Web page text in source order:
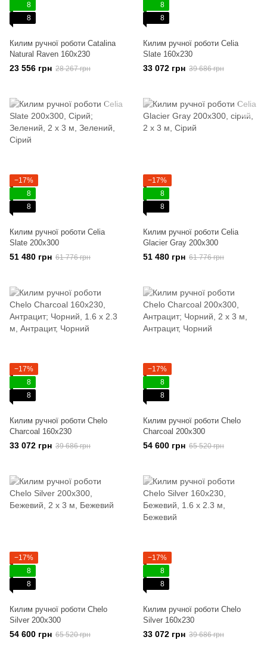
8
8
Килим ручної роботи Catalina
Natural Raven 160x230
23 556 грн 28 267 грн
8
8
Килим ручної роботи Celia
Slate 160x230
33 072 грн 39 686 грн
−17%
8
8
Килим ручної роботи Celia
Slate 200x300
51 480 грн 61 776 грн
−17%
8
8
Килим ручної роботи Celia
Glacier Gray 200x300
51 480 грн 61 776 грн
−17%
8
8
Килим ручної роботи Chelo
Charcoal 160x230
33 072 грн 39 686 грн
−17%
8
8
Килим ручної роботи Chelo
Charcoal 200x300
54 600 грн 65 520 грн
−17%
8
8
Килим ручної роботи Chelo
Silver 200x300
54 600 грн 65 520 грн
−17%
8
8
Килим ручної роботи Chelo
Silver 160x230
33 072 грн 39 686 грн